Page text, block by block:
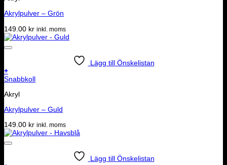
Akrylpulver – Grön
149.00 kr inkl. moms
Lägg till Önskelistan
+
Snabbkoll
Akryl
Akrylpulver – Guld
149.00 kr inkl. moms
Lägg till Önskelistan